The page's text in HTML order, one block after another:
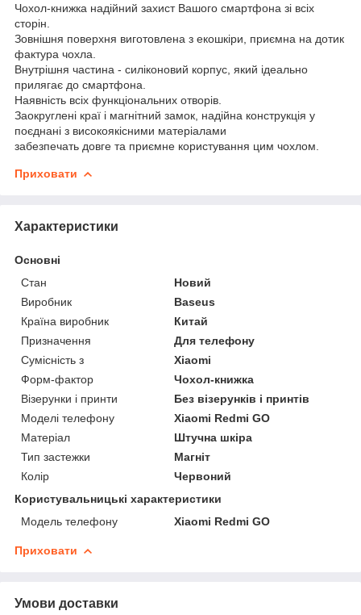
Чохол-книжка надійний захист Вашого смартфона зі всіх
сторін.
Зовнішня поверхня виготовлена з екошкіри, приємна на дотик
фактура чохла.
Внутрішня частина - силіконовий корпус, який ідеально
прилягає до смартфона.
Наявність всіх функціональних отворів.
Заокруглені краї і магнітний замок, надійна конструкція у
поєднані з високоякісними матеріалами
забезпечать довге та приємне користування цим чохлом.
Приховати
Характеристики
Основні
Стан
Новий
Виробник
Baseus
Країна виробник
Китай
Призначення
Для телефону
Сумісність з
Xiaomi
Форм-фактор
Чохол-книжка
Візерунки і принти
Без візерунків і принтів
Моделі телефону
Xiaomi Redmi GO
Матеріал
Штучна шкіра
Тип застежки
Магніт
Колір
Червоний
Користувальницькі характеристики
Модель телефону
Xiaomi Redmi GO
Приховати
Умови доставки